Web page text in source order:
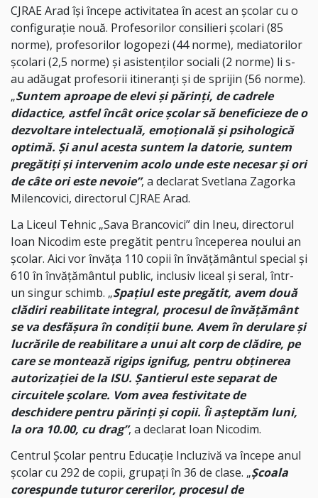
CJRAE Arad își începe activitatea în acest an școlar cu o
configurație nouă. Profesorilor consilieri școlari (85
norme), profesorilor logopezi (44 norme), mediatorilor
școlari (2,5 norme) și asistenților sociali (2 norme) li s-
au adăugat profesorii itineranți și de sprijin (56 norme).
„Suntem aproape de elevi și părinți, de cadrele
didactice, astfel încât orice școlar să beneficieze de o
dezvoltare intelectuală, emoțională și psihologică
optimă. Și anul acesta suntem la datorie, suntem
pregătiți și intervenim acolo unde este necesar și ori
de câte ori este nevoie”, a declarat Svetlana Zagorka
Milencovici, directorul CJRAE Arad.
La Liceul Tehnic „Sava Brancovici” din Ineu, directorul
Ioan Nicodim este pregătit pentru începerea noului an
școlar. Aici vor învăța 110 copii în învățământul special și
610 în învățământul public, inclusiv liceal și seral, într-
un singur schimb. „Spațiul este pregătit, avem două
clădiri reabilitate integral, procesul de învățământ
se va desfășura în condiții bune. Avem în derulare și
lucrările de reabilitare a unui alt corp de clădire, pe
care se montează rigips ignifug, pentru obținerea
autorizației de la ISU. Șantierul este separat de
circuitele școlare. Vom avea festivitate de
deschidere pentru părinți și copii. Îi așteptăm luni,
la ora 10.00, cu drag”, a declarat Ioan Nicodim.
Centrul Școlar pentru Educație Incluzivă va începe anul
școlar cu 292 de copii, grupați în 36 de clase. „Școala
corespunde tuturor cererilor, procesul de